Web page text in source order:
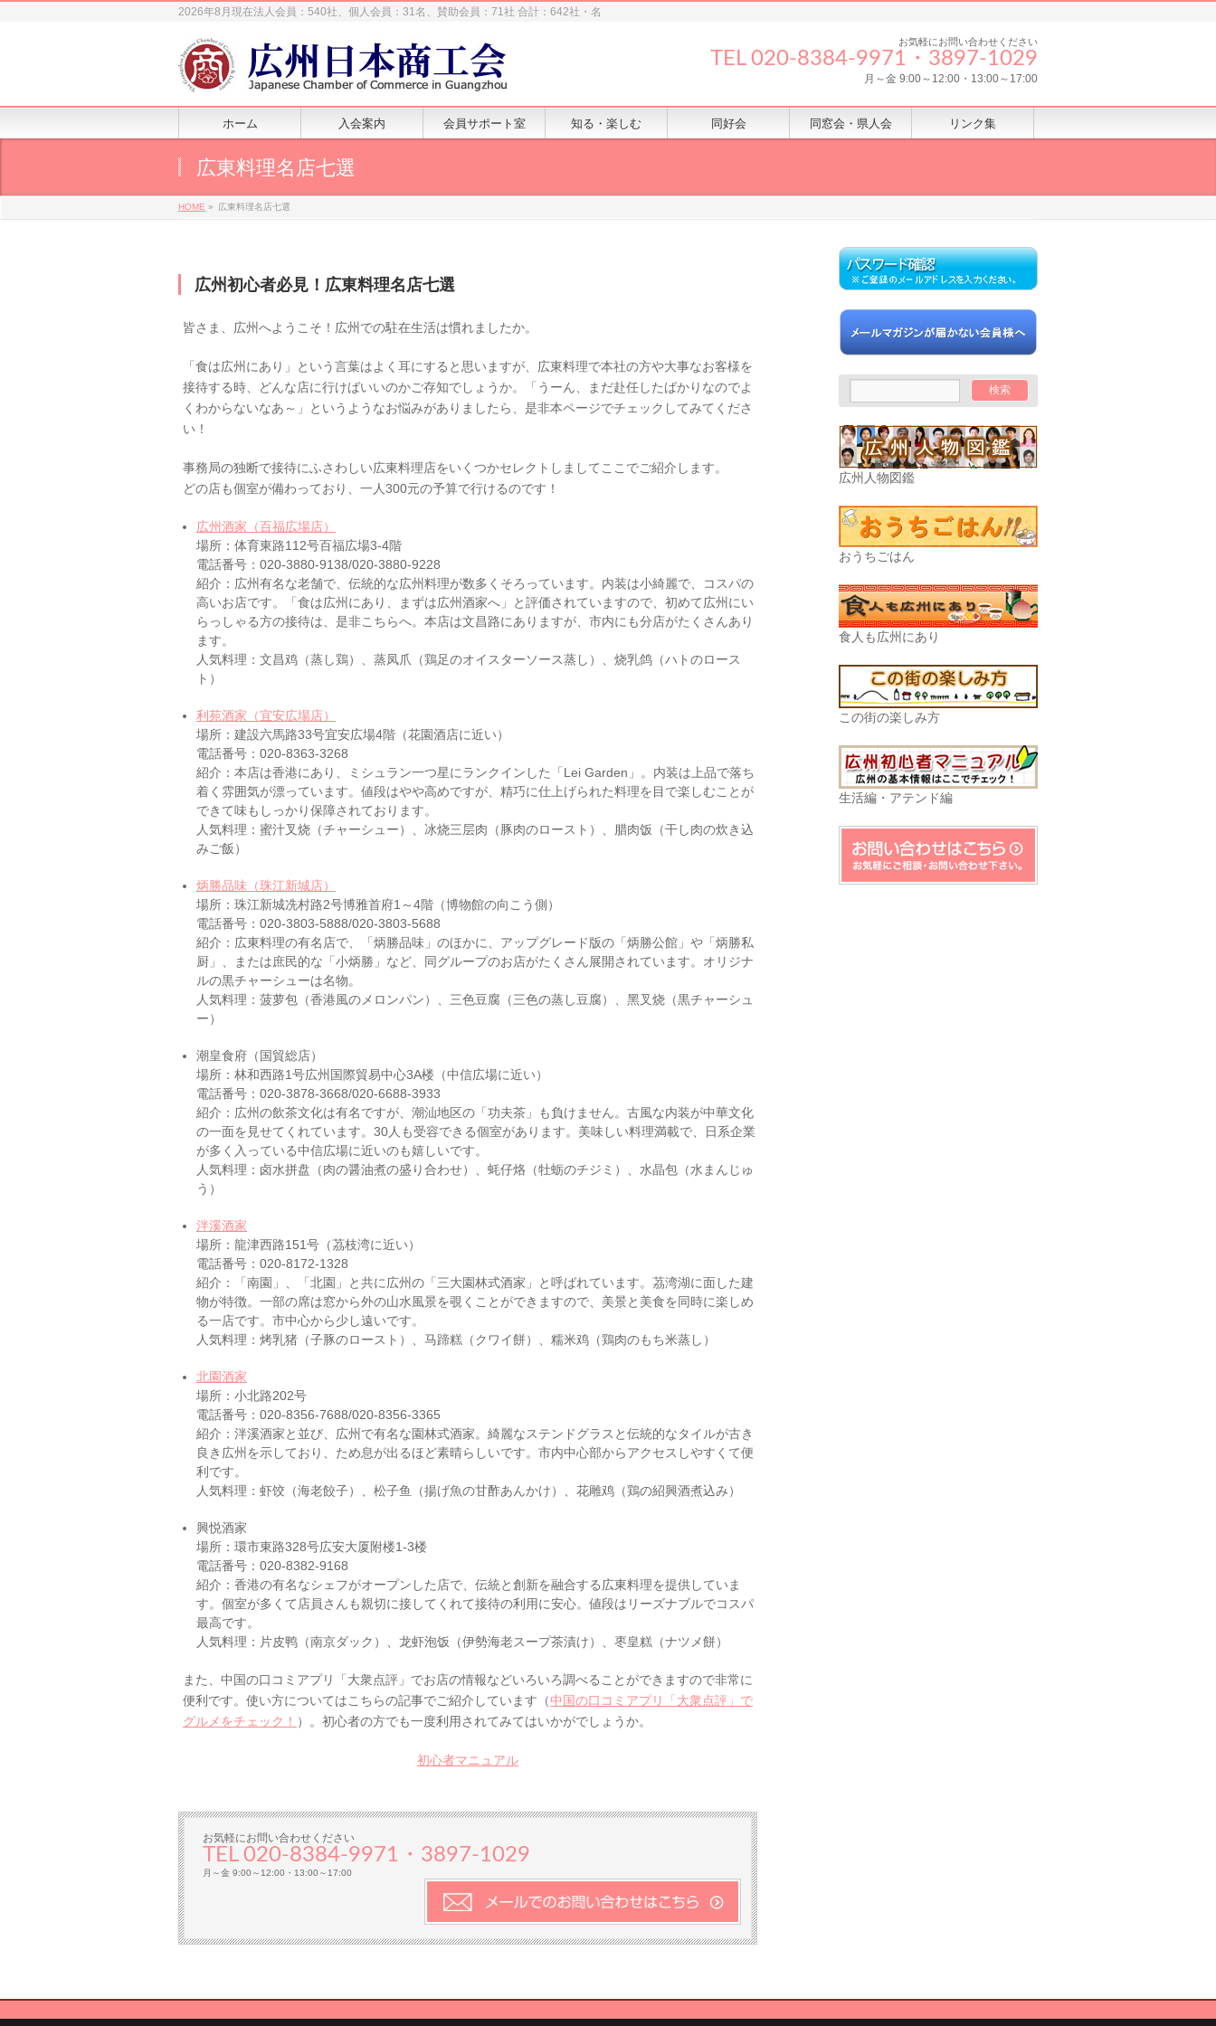
2026年8月現在法人会員：540社、個人会員：31名、賛助会員：71社 合計：642社・名
お気軽にお問い合わせください
TEL 020-8384‐9971・3897-1029
月～金 9:00～12:00・13:00～17:00
ホーム 入会案内 会員サポート室 知る・楽しむ 同好会 同窓会・県人会 リンク集
広東料理名店七選
HOME » 広東料理名店七選
広州初心者必見！広東料理名店七選
皆さま、広州へようこそ！広州での駐在生活は慣れましたか。
「食は広州にあり」という言葉はよく耳にすると思いますが、広東料理で本社の方や大事なお客様を
接待する時、どんな店に行けばいいのかご存知でしょうか。「うーん、まだ赴任したばかりなのでよ
くわからないなあ～」というようなお悩みがありましたら、是非本ページでチェックしてみてくださ
い！
事務局の独断で接待にふさわしい広東料理店をいくつかセレクトしましてここでご紹介します。
どの店も個室が備わっており、一人300元の予算で行けるのです！
広州酒家（百福広場店）
場所：体育東路112号百福広場3-4階
電話番号：020-3880-9138/020-3880-9228
紹介：広州有名な老舗で、伝統的な広州料理が数多くそろっています。内装は小綺麗で、コスパの
高いお店です。「食は広州にあり、まずは広州酒家へ」と評価されていますので、初めて広州にい
らっしゃる方の接待は、是非こちらへ。本店は文昌路にありますが、市内にも分店がたくさんあり
ます。
人気料理：文昌鸡（蒸し鶏）、蒸凤爪（鶏足のオイスターソース蒸し）、烧乳鸽（ハトのロース
ト）
利苑酒家（宜安広場店）
場所：建設六馬路33号宜安広場4階（花園酒店に近い）
電話番号：020-8363-3268
紹介：本店は香港にあり、ミシュラン一つ星にランクインした「Lei Garden」。内装は上品で落ち
着く雰囲気が漂っています。値段はやや高めですが、精巧に仕上げられた料理を目で楽しむことが
できて味もしっかり保障されております。
人気料理：蜜汁叉烧（チャーシュー）、冰烧三层肉（豚肉のロースト）、腊肉饭（干し肉の炊き込
みご飯）
炳勝品味（珠江新城店）
場所：珠江新城冼村路2号博雅首府1～4階（博物館の向こう側）
電話番号：020-3803-5888/020-3803-5688
紹介：広東料理の有名店で、「炳勝品味」のほかに、アップグレード版の「炳勝公館」や「炳勝私
厨」、または庶民的な「小炳勝」など、同グループのお店がたくさん展開されています。オリジナ
ルの黒チャーシューは名物。
人気料理：菠萝包（香港風のメロンパン）、三色豆腐（三色の蒸し豆腐）、黑叉烧（黒チャーシュ
ー）
潮皇食府（国貿総店）
場所：林和西路1号広州国際貿易中心3A楼（中信広場に近い）
電話番号：020-3878-3668/020-6688-3933
紹介：広州の飲茶文化は有名ですが、潮汕地区の「功夫茶」も負けません。古風な内装が中華文化
の一面を見せてくれています。30人も受容できる個室があります。美味しい料理満載で、日系企業
が多く入っている中信広場に近いのも嬉しいです。
人気料理：卤水拼盘（肉の醤油煮の盛り合わせ）、蚝仔烙（牡蛎のチジミ）、水晶包（水まんじゅ
う）
泮溪酒家
場所：龍津西路151号（茘枝湾に近い）
電話番号：020-8172-1328
紹介：「南園」、「北園」と共に広州の「三大園林式酒家」と呼ばれています。茘湾湖に面した建
物が特徴。一部の席は窓から外の山水風景を覗くことができますので、美景と美食を同時に楽しめ
る一店です。市中心から少し遠いです。
人気料理：烤乳猪（子豚のロースト）、马蹄糕（クワイ餅）、糯米鸡（鶏肉のもち米蒸し）
北園酒家
場所：小北路202号
電話番号：020-8356-7688/020-8356-3365
紹介：泮溪酒家と並び、広州で有名な園林式酒家。綺麗なステンドグラスと伝統的なタイルが古き
良き広州を示しており、ため息が出るほど素晴らしいです。市内中心部からアクセスしやすくて便
利です。
人気料理：虾饺（海老餃子）、松子鱼（揚げ魚の甘酢あんかけ）、花雕鸡（鶏の紹興酒煮込み）
興悦酒家
場所：環市東路328号広安大厦附楼1-3楼
電話番号：020-8382-9168
紹介：香港の有名なシェフがオープンした店で、伝統と創新を融合する広東料理を提供していま
す。個室が多くて店員さんも親切に接してくれて接待の利用に安心。値段はリーズナブルでコスパ
最高です。
人気料理：片皮鸭（南京ダック）、龙虾泡饭（伊勢海老スープ茶漬け）、枣皇糕（ナツメ餅）
また、中国の口コミアプリ「大衆点評」でお店の情報などいろいろ調べることができますので非常に
便利です。使い方についてはこちらの記事でご紹介しています（中国の口コミアプリ「大衆点評」で
グルメをチェック！ ）。初心者の方でも一度利用されてみてはいかがでしょうか。
初心者マニュアル
お気軽にお問い合わせください
TEL 020-8384‐9971・3897-1029
月～金 9:00～12:00・13:00～17:00
広州人物図鑑
おうちごはん
食人も広州にあり
この街の楽しみ方
生活編・アテンド編